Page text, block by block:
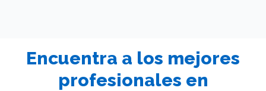
Encuentra a los mejores
profesionales en